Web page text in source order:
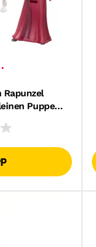
Rapunzel
Puppen